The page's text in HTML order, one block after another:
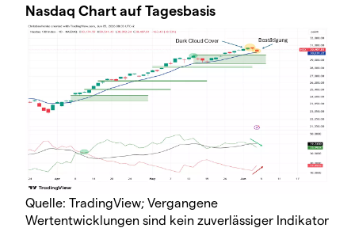
Nasdaq Chart auf Tagesbasis
Quelle: TradingView; Vergangene
Wertentwicklungen sind kein zuverlässiger Indikator